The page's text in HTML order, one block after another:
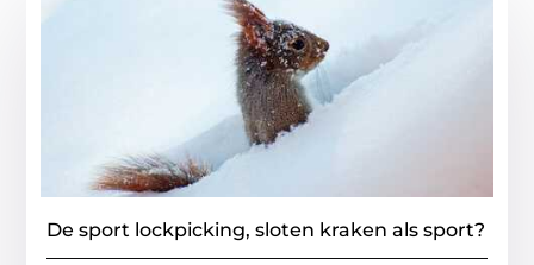
De sport lockpicking, sloten kraken als sport?